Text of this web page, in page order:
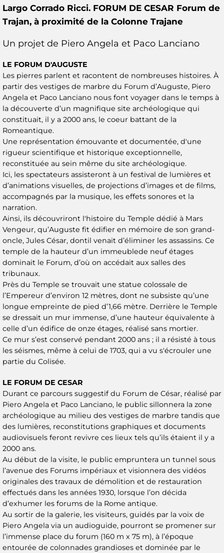
Largo Corrado Ricci. FORUM DE CESAR Forum de
Trajan, à proximité de la Colonne Trajane
Un projet de Piero Angela et Paco Lanciano
LE FORUM D'AUGUSTE
Les pierres parlent et racontent de nombreuses histoires. À
partir des vestiges de marbre du Forum d’Auguste, Piero
Angela et Paco Lanciano nous font voyager dans le temps à
la découverte d’un magnifique site archéologique qui
constituait, il y a 2000 ans, le coeur battant de la
Romeantique.
Une représentation émouvante et documentée, d'une
rigueur scientifique et historique exceptionnelle,
reconstituée au sein même du site archéologique.
Ici, les spectateurs assisteront à un festival de lumières et
d’animations visuelles, de projections d’images et de films,
accompagnés par la musique, les effets sonores et la
narration.
Ainsi, ils découvriront l'histoire du Temple dédié à Mars
Vengeur, qu’Auguste fit édifier en mémoire de son grand-
oncle, Jules César, dontil venait d’éliminer les assassins. Ce
temple de la hauteur d’un immeublede neuf étages
dominait le Forum, d’où on accédait aux salles des
tribunaux.
Près du Temple se trouvait une statue colossale de
l’Empereur d’environ 12 mètres, dont ne subsiste qu’une
longue empreinte de pied d’1,66 mètre. Derrière le Temple
se dressait un mur immense, d’une hauteur équivalente à
celle d’un édifice de onze étages, réalisé sans mortier.
Ce mur s’est conservé pendant 2000 ans ; il a résisté à tous
les séismes, même à celui de 1703, qui a vu s'écrouler une
partie du Colisée.
LE FORUM DE CESAR
Durant ce parcours suggestif du Forum de César, réalisé par
Piero Angela et Paco Lanciano, le public sillonnera la zone
archéologique au milieu des vestiges de marbre tandis que
des lumières, reconstitutions graphiques et documents
audiovisuels feront revivre ces lieux tels qu’ils étaient il y a
2000 ans.
Au début de la visite, le public empruntera un tunnel sous
l’avenue des Forums impériaux et visionnera des vidéos
originales des travaux de démolition et de restauration
effectués dans les années 1930, lorsque l’on décida
d’exhumer les forums de la Rome antique.
Au sortir de la galerie, les visiteurs, guidés par la voix de
Piero Angela via un audioguide, pourront se promener sur
l’immense place du forum (160 m x 75 m), à l’époque
entourée de colonnades grandioses et dominée par le